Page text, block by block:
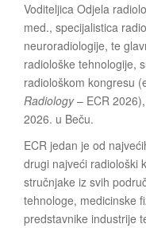
Voditeljica Odjela
med., specijalistica
neuroradiologije, te
radiološke tehnologije,
radiološkom kongresu
Radiology– ECR
2026. u Beču.
ECR jedan je od
drugi najveći radiološki
stručnjake iz svih
tehnologe, medicinske
predstavnike industrije